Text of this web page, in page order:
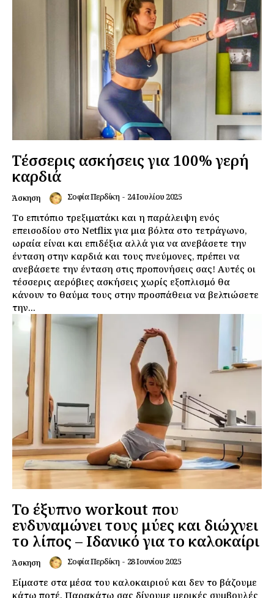
Τέσσερις ασκήσεις για 100% γερή
καρδιά
Άσκηση Σοφία Περδίκη - 24 Ιουλίου 2025
Το επιτόπιο τρεξιματάκι και η παράλειψη ενός
επεισοδίου στο Netflix για μια βόλτα στο τετράγωνο,
ωραία είναι και επιδέξια αλλά για να ανεβάσετε την
ένταση στην καρδιά και τους πνεύμονες, πρέπει να
ανεβάσετε την ένταση στις προπονήσεις σας! Αυτές οι
τέσσερις αερόβιες ασκήσεις χωρίς εξοπλισμό θα
κάνουν το θαύμα τους στην προσπάθεια να βελτιώσετε
την...
Το έξυπνο workout που
ενδυναμώνει τους μύες και διώχνει
το λίπος – Ιδανικό για το καλοκαίρι
Άσκηση Σοφία Περδίκη - 28 Ιουνίου 2025
Είμαστε στα μέσα του καλοκαιριού και δεν το βάζουμε
κάτω ποτέ. Παρακάτω σας δίνουμε μερικές συμβουλές